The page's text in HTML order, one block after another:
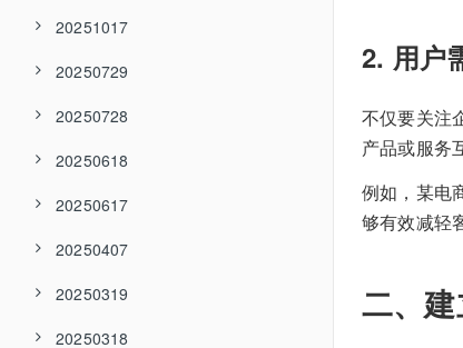
20251017
20250729
20250728
20250618
20250617
20250407
20250319
20250318
2. 用户
不仅要关注
产品或服务
例如，某电
够有效减轻
二、